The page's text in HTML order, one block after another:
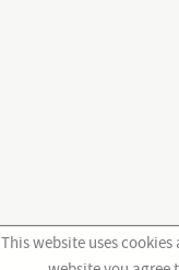
This website uses